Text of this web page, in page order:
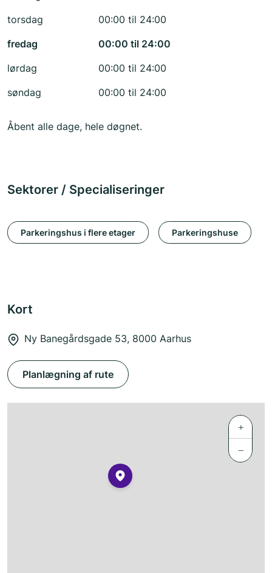
torsdag
00:00 til 24:00
fredag
00:00 til 24:00
lørdag
00:00 til 24:00
søndag
00:00 til 24:00
Åbent alle dage, hele døgnet.
Sektorer / Specialiseringer
Parkeringshus i flere etager Parkeringshuse
Kort
Ny Banegårdsgade 53, 8000 Aarhus
Planlægning af rute
+
−